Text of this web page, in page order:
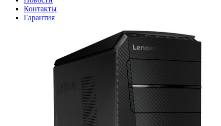
Контакты
Гарантия